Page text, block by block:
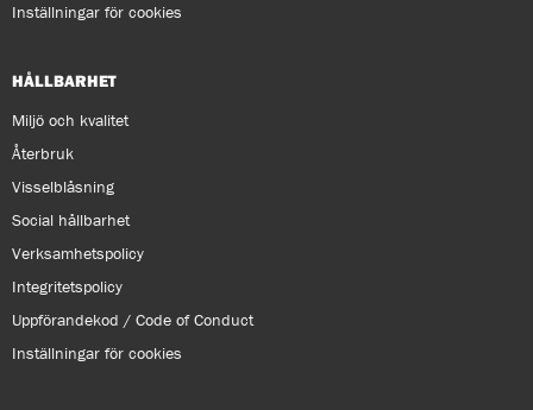
Inställningar för cookies
HÅLLBARHET
Miljö och kvalitet
Återbruk
Visselblåsning
Social hållbarhet
Verksamhetspolicy
Integritetspolicy
Uppförandekod / Code of Conduct
Inställningar för cookies